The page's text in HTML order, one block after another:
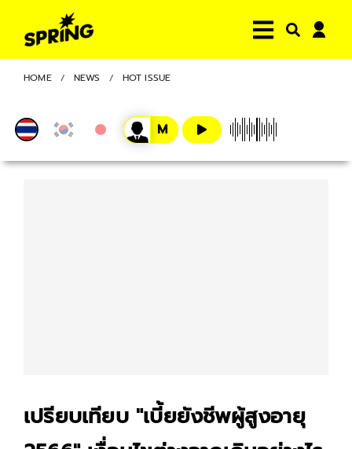
HOME NEWS HOT ISSUE
เปรียบเทียบ "เบี้ยยังชีพผู้สูงอายุ